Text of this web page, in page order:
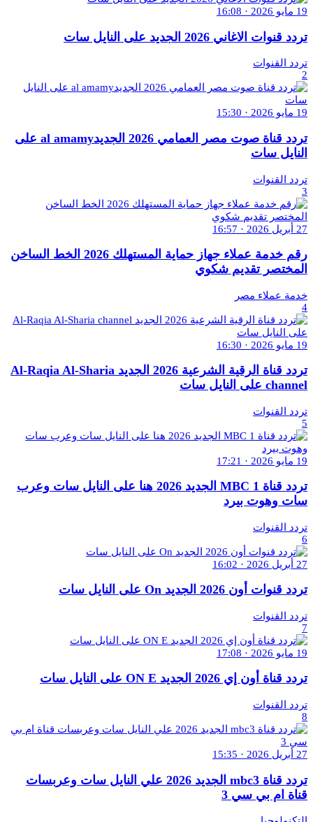
19 مايو 2026 · 16:08
تردد قنوات الاغاني 2026 الجديد على النايل سات
تردد القنوات
2
19 مايو 2026 · 15:30
تردد قناة صوت مصر العمامي 2026 الجديدal amamy على
النايل سات
تردد القنوات
3
27 أبريل 2026 · 16:57
رقم خدمة عملاء جهاز حماية المستهلك 2026 الخط الساخن
المختصر تقديم شكوي
خدمة عملاء مصر
4
19 مايو 2026 · 16:30
تردد قناة الرقية الشرعية 2026 الجديد Al-Raqia Al-Sharia
channel على النايل سات
تردد القنوات
5
19 مايو 2026 · 17:21
تردد قناة MBC 1 الجديد 2026 هنا على النايل سات وعرب
سات وهوت بيرد
تردد القنوات
6
27 أبريل 2026 · 16:02
تردد قنوات أون 2026 الجديد On على النايل سات
تردد القنوات
7
19 مايو 2026 · 17:08
تردد قناة أون إي 2026 الجديد ON E على النايل سات
تردد القنوات
8
27 أبريل 2026 · 15:35
تردد قناة mbc3 الجديد 2026 علي النايل سات وعربسات
قناة ام بي سي 3